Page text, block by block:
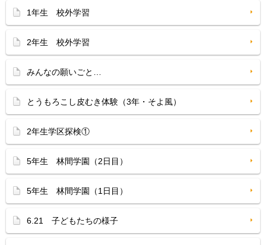
1年生 校外学習
2年生 校外学習
みんなの願いごと…
とうもろこし皮むき体験（3年・そよ風）
2年生学区探検①
5年生 林間学園（2日目）
5年生 林間学園（1日目）
6.21 子どもたちの様子